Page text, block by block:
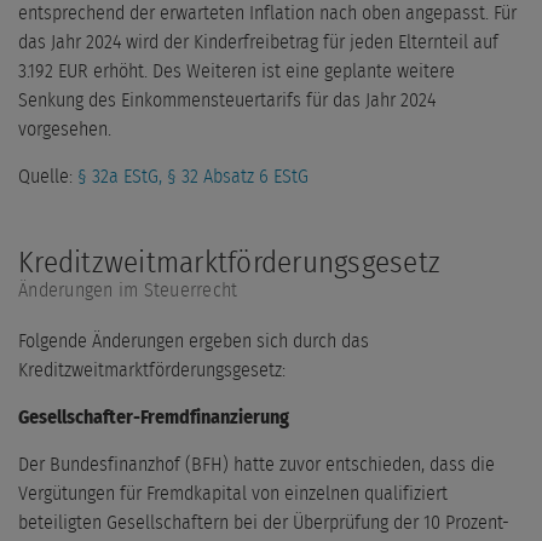
entsprechend der erwarteten Inflation nach oben angepasst. Für
das Jahr 2024 wird der Kinderfreibetrag für jeden Elternteil auf
3.192 EUR erhöht. Des Weiteren ist eine geplante weitere
Senkung des Einkommensteuertarifs für das Jahr 2024
vorgesehen.
Quelle: § 32a EStG, § 32 Absatz 6 EStG
Kreditzweitmarktförderungsgesetz
Änderungen im Steuerrecht
Folgende Änderungen ergeben sich durch das
Kreditzweitmarktförderungsgesetz:
Gesellschafter-Fremdfinanzierung
Der Bundesfinanzhof (BFH) hatte zuvor entschieden, dass die
Vergütungen für Fremdkapital von einzelnen qualifiziert
beteiligten Gesellschaftern bei der Überprüfung der 10 Prozent-